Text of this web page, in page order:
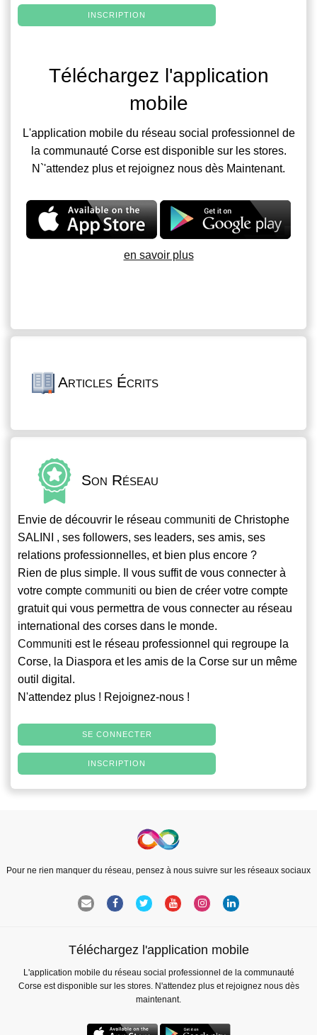
INSCRIPTION
Téléchargez l'application
mobile
L'application mobile du réseau social professionnel de
la communauté Corse est disponible sur les stores.
N`'attendez plus et rejoignez nous dès Maintenant.
en savoir plus
Articles Écrits
Son Réseau
Envie de découvrir le réseau communiti de Christophe
SALINI , ses followers, ses leaders, ses amis, ses
relations professionnelles, et bien plus encore ?
Rien de plus simple. Il vous suffit de vous connecter à
votre compte communiti ou bien de créer votre compte
gratuit qui vous permettra de vous connecter au réseau
international des corses dans le monde.
Communiti est le réseau professionnel qui regroupe la
Corse, la Diaspora et les amis de la Corse sur un même
outil digital.
N'attendez plus ! Rejoignez-nous !
SE CONNECTER
INSCRIPTION
Pour ne rien manquer du réseau, pensez à nous suivre sur les réseaux sociaux
Téléchargez l'application mobile
L'application mobile du réseau social professionnel de la communauté
Corse est disponible sur les stores. N'attendez plus et rejoignez nous dès
maintenant.